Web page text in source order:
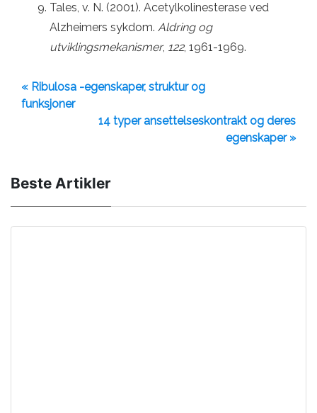
Tales, v. N. (2001). Acetylkolinesterase ved
Alzheimers sykdom. Aldring og
utviklingsmekanismer, 122, 1961-1969.
« Ribulosa -egenskaper, struktur og
funksjoner
14 typer ansettelseskontrakt og deres
egenskaper »
Beste Artikler